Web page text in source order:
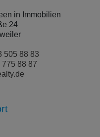
in Immobilien
24
505 88 83
775 88 87